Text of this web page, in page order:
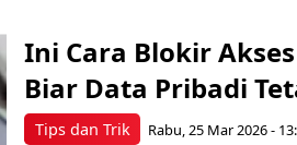
Tips dan Trik
Ini Cara Blokir
Biar Data Pribadi
Rabu, 25 Mar 2026 -